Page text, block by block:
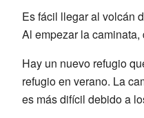
Es fácil llegar al volcán
Al empezar la
Hay un nuevo refugio
refugio en verano. La
es más difícil debido a